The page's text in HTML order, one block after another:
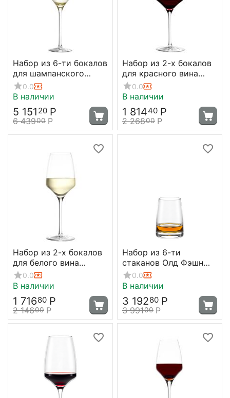
Набор из 6-ти бокалов
для шампанского
Experience 188 мл,
Stolzle
0.0
В наличии
5 151 20 Р
6 43900 Р
Набор из 2-х бокалов
для красного вина
Experience, 450 мл,
D84 мм, H225 мм,
0.0
В наличии
1 81440 Р
2 26800 Р
Набор из 2-х бокалов
для белого вина
Experience, 350 мл,
D80 мм, H214 мм,
0.0
В наличии
1 71680 Р
2 14600 Р
Набор из 6-ти
стаканов Олд Фэшн
Experience 325 мл,
D80 мм, H102 мм,
0.0
В наличии
3 19280 Р
3 99100 Р